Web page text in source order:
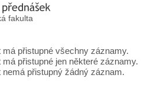
fakulta
má přistupné všechny záznamy.
má přistupné jen některé záznamy.
nemá přistupný žádný záznam.